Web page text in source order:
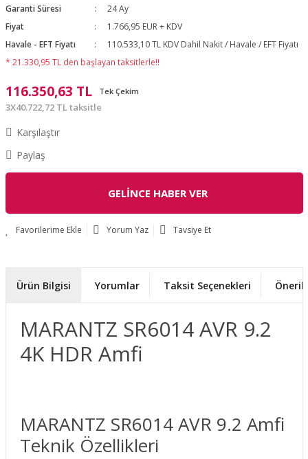
Garanti Süresi
24 Ay
Fiyat
1.766,95 EUR + KDV
Havale - EFT Fiyatı
110.533,10 TL KDV Dahil Nakit / Havale / EFT Fiyatı
* 21.330,95 TL den başlayan taksitlerle!!
116.350,63 TL Tek Çekim
3X40.722,72 TL taksitle
Karşılaştır
Paylaş
GELİNCE HABER VER
Yorum Yaz Tavsiye Et
Ürün Bilgisi Yorumlar Taksit Seçenekleri
MARANTZ SR6014 AVR 9.2
4K HDR Amfi
MARANTZ SR6014 AVR 9.2 Amfi
Teknik Özellikleri